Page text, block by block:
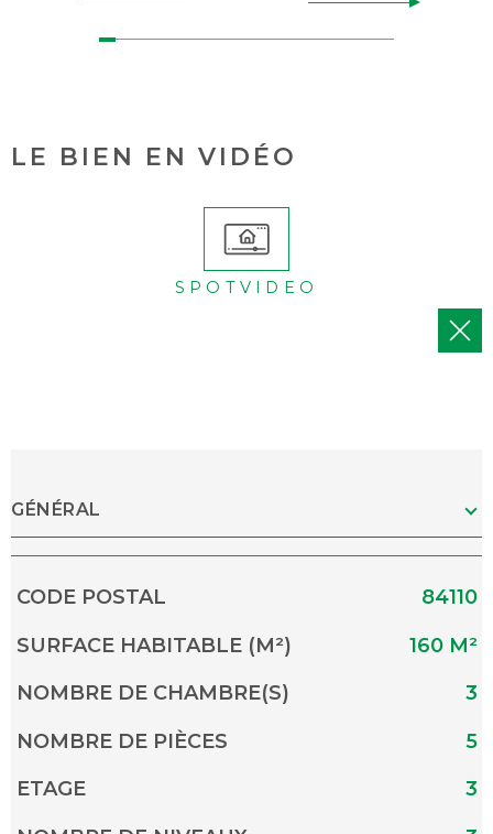
LE BIEN EN VIDÉO
SPOTVIDEO
GÉNÉRAL
Caractérisque Valeurs
CODE POSTAL
84110
SURFACE HABITABLE (M²)
160 M²
NOMBRE DE CHAMBRE(S)
3
NOMBRE DE PIÈCES
5
ETAGE
3